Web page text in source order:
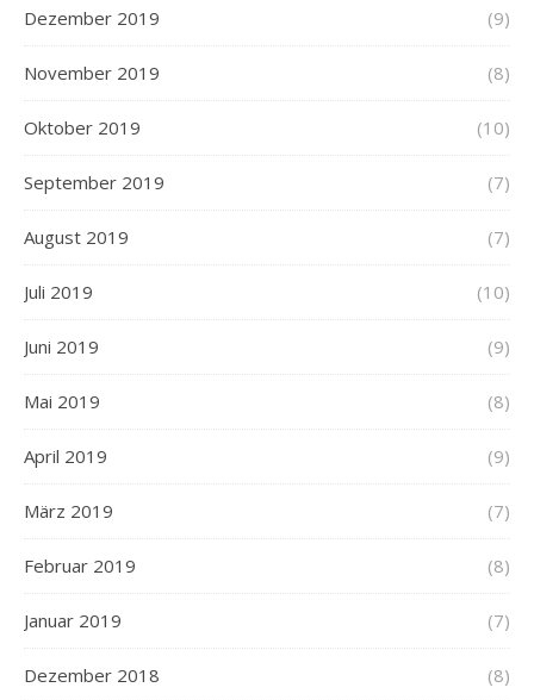
Dezember 2019 (9)
November 2019 (8)
Oktober 2019 (10)
September 2019 (7)
August 2019 (7)
Juli 2019 (10)
Juni 2019 (9)
Mai 2019 (8)
April 2019 (9)
März 2019 (7)
Februar 2019 (8)
Januar 2019 (7)
Dezember 2018 (8)